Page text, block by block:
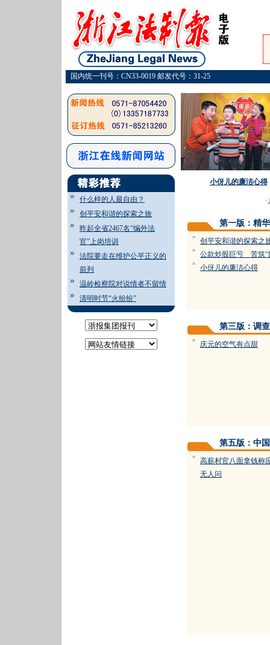
国内统一刊号：CN33-0019 邮发代号：31-25
什么样的人最自由？
创平安和谐的探索之旅
昨起全省2467名“编外法
官”上岗培训
法院要走在维护公平正义的
前列
温岭检察院对说情者不留情
清明时节“火纷纷”
小伢儿的廉洁心得
第一版：精
= 创平安和谐的探索之
= 公款炒股巨亏 苦筑“
= 小伢儿的廉洁心得
第三版：调查
= 庆元的空气有点甜
第五版：中
=
高薪村官八面拿钱
无人问